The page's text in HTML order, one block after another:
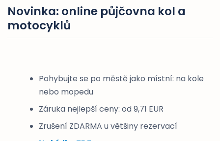
Novinka: online půjčovna kol a
motocyklů
Pohybujte se po městě jako místní: na kole
nebo mopedu
Záruka nejlepší ceny: od 9,71 EUR
Zrušení ZDARMA u většiny rezervací